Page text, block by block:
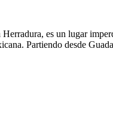
es un lugar
Partiendo desde